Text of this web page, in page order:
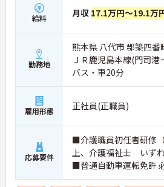
給料 月収 17.1万円～19.1万
勤務地
熊本県 八代市 郡築四
ＪＲ鹿児島本線(門司港
バス・車20分
雇用形態 正社員(正職員)
応募要件
■介護職員初任者研修
上、介護福祉士 いず
■普通自動車運転免許